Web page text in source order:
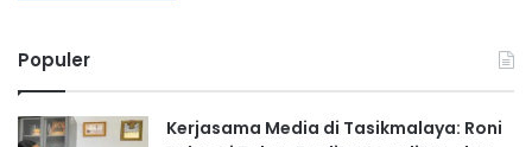
Populer
Kerjasama Media di Tasikmalaya: Roni